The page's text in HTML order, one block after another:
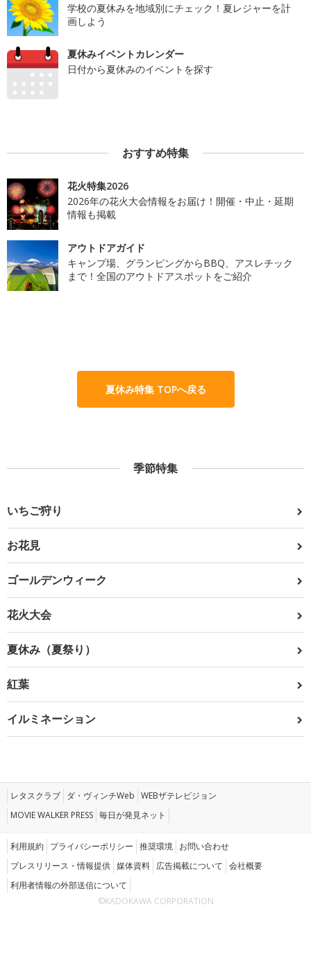
学校の夏休みを地域別にチェック！夏レジャーを計
画しよう
夏休みイベントカレンダー
日付から夏休みのイベントを探す
おすすめ特集
花火特集2026
2026年の花火大会情報をお届け！開催・中止・延期
情報も掲載
アウトドアガイド
キャンプ場、グランピングからBBQ、アスレチック
まで！全国のアウトドアスポットをご紹介
夏休み特集 TOPへ戻る
季節特集
いちご狩り
お花見
ゴールデンウィーク
花火大会
夏休み（夏祭り）
紅葉
イルミネーション
レタスクラブ ダ・ヴィンチWeb WEBザテレビジョン
MOVIE WALKER PRESS 毎日が発見ネット
利用規約 プライバシーポリシー 推奨環境 お問い合わせ
プレスリリース・情報提供 媒体資料 広告掲載について 会社概要
利用者情報の外部送信について
©KADOKAWA CORPORATION